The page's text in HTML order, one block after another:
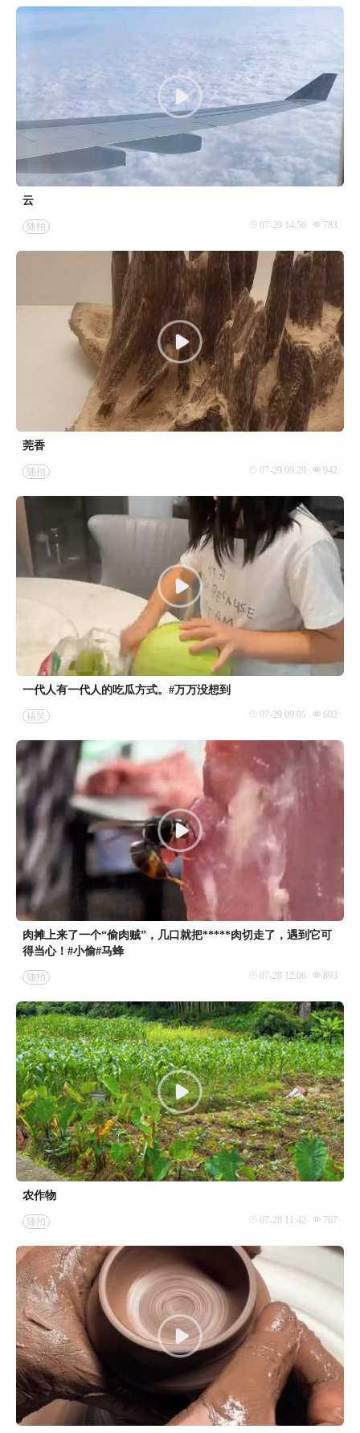
云
随拍 07-29 14:56 783
莞香
随拍 07-29 09:29 942
一代人有一代人的吃瓜方式。#万万没想到
搞笑 07-29 09:05 602
肉摊上来了一个“偷肉贼”，几口就把*****肉切走了，遇到它可
得当心！#小偷#马蜂
随拍 07-28 12:06 893
农作物
随拍 07-28 11:42 767